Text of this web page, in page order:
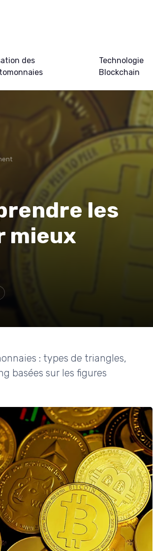
des
Technologie
Blockchain
les
mieux
: types de triangles,
basées sur les figures